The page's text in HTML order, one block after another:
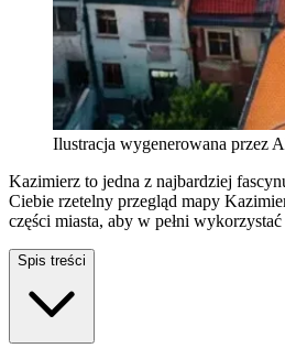
Ilustracja wygenerowana przez
Kazimierz to jedna z najbardziej
Ciebie rzetelny przegląd mapy
części miasta, aby w pełni
Spis treści